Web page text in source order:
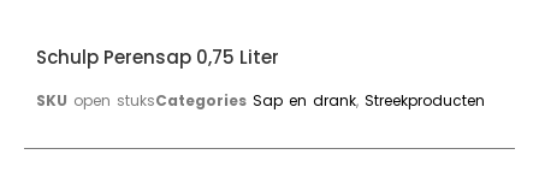
Schulp Perensap 0,75 Liter
SKU open stuksCategories Sap en drank, Streekproducten